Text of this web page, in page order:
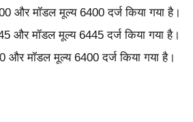
और मॉडल मूल्य 6400 दर्ज किया गया है।
और मॉडल मूल्य 6445 दर्ज किया गया है।
और मॉडल मूल्य 6400 दर्ज किया गया है।